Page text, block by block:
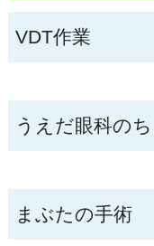
VDT作業
うえだ眼科の
まぶたの手術